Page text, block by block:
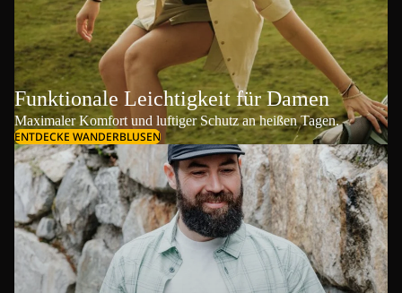
Funktionale Leichtigkeit für Damen
Maximaler Komfort und luftiger Schutz an heißen Tagen.
ENTDECKE WANDERBLUSEN